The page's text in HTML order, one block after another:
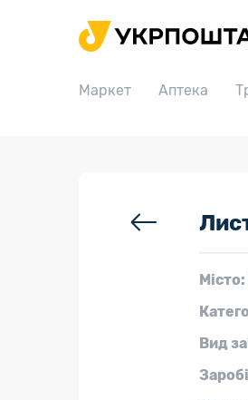
Маркет Аптека
Головна
Аптека
Місто:
Вид